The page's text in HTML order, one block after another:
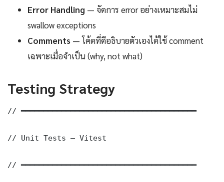
Error Handling — จัดการ error อย่างเหมาะสมไม่
swallow exceptions
Comments — โค้ดที่ดีอธิบายตัวเองได้ใช้ comment
เฉพาะเมื่อจำเป็น (why, not what)
Testing Strategy
// ═══════════════════════════════════════
// Unit Tests — Vitest
// ═══════════════════════════════════════